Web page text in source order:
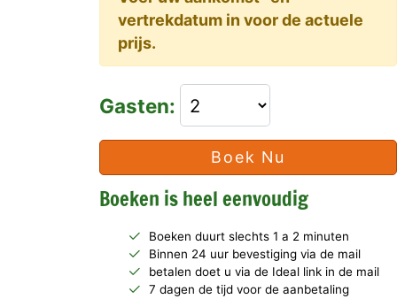
vertrekdatum in voor de actuele
prijs.
Gasten:
Boek Nu
Boeken is heel eenvoudig
Boeken duurt slechts 1 a 2 minuten
Binnen 24 uur bevestiging via de mail
betalen doet u via de Ideal link in de mail
7 dagen de tijd voor de aanbetaling